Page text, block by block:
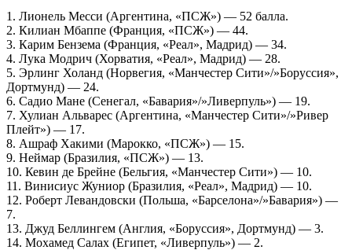
1. Лионель Месси (Аргентина, «ПСЖ») — 52 балла.
2. Килиан Мбаппе (Франция, «ПСЖ») — 44.
3. Карим Бензема (Франция, «Реал», Мадрид) — 34.
4. Лука Модрич (Хорватия, «Реал», Мадрид) — 28.
5. Эрлинг Холанд (Норвегия, «Манчестер Сити»/»Боруссия»,
Дортмунд) — 24.
6. Садио Мане (Сенегал, «Бавария»/»Ливерпуль») — 19.
7. Хулиан Альварес (Аргентина, «Манчестер Сити»/»Ривер
Плейт») — 17.
8. Ашраф Хакими (Марокко, «ПСЖ») — 15.
9. Неймар (Бразилия, «ПСЖ») — 13.
10. Кевин де Брейне (Бельгия, «Манчестер Сити») — 10.
11. Винисиус Жуниор (Бразилия, «Реал», Мадрид) — 10.
12. Роберт Левандовски (Польша, «Барселона»/»Бавария») —
7.
13. Джуд Беллингем (Англия, «Боруссия», Дортмунд) — 3.
14. Мохамед Салах (Египет, «Ливерпуль») — 2.